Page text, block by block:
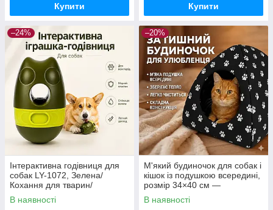
Купити Купити
–24%
Інтерактивна годівниця для
собак LY-1072, Зелена/
Кохання для тварин/
Гарматина-неваляйко для
повільного годування
В наявності
–20%
М'який будиночок для собак і
кішок із подушкою всередині,
розмір 34×40 см —
комфортне укриття для
хатніх тварин
В наявності